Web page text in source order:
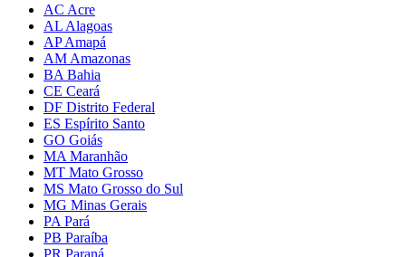
AC Acre
AL Alagoas
AP Amapá
AM Amazonas
BA Bahia
CE Ceará
DF Distrito Federal
ES Espírito Santo
GO Goiás
MA Maranhão
MT Mato Grosso
MS Mato Grosso do Sul
MG Minas Gerais
PA Pará
PB Paraíba
PR Paraná